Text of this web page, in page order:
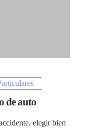
de auto
elegir bien